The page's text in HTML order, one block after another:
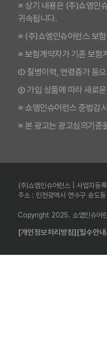
※ 상기 내용은 (주)쇼엠인
귀속됩니다.
※ (주)쇼엠인슈어런스 보
※ 보험계약자가 기존 보험
① 질병이력, 연령증가 등
② 가입 상품에 따라 새로
※ 쇼엠인슈어런스 준법
※ 본 광고는 광고심의기준
(주)쇼엠인슈어런스 | 사업자
주소 : 인천광역시 연수구 송도
Copyright 2025. 쇼엠인슈어
[개인정보처리방침][필수안